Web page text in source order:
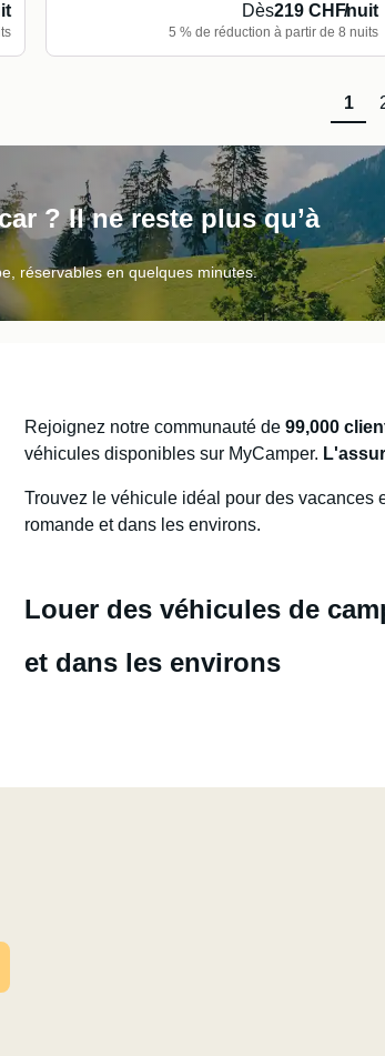
Dès219 CHF/nuit
5 % de réduction à partir de 8 nuits
1
? Il ne reste plus qu’à
réservables en quelques minutes.
Rejoignez notre communauté de 99,000
véhicules disponibles sur MyCamper.
Trouvez le véhicule idéal pour des
romande et dans les environs.
Louer des véhicules de
et dans les environs